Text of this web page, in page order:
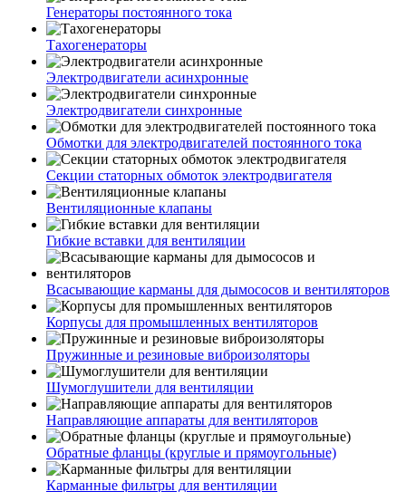
Генераторы постоянного тока
Тахогенераторы
Электродвигатели асинхронные
Электродвигатели синхронные
Обмотки для электродвигателей постоянного тока
Секции статорных обмоток электродвигателя
Вентиляционные клапаны
Гибкие вставки для вентиляции
Всасывающие карманы для дымососов и вентиляторов
Корпусы для промышленных вентиляторов
Пружинные и резиновые виброизоляторы
Шумоглушители для вентиляции
Направляющие аппараты для вентиляторов
Обратные фланцы (круглые и прямоугольные)
Карманные фильтры для вентиляции